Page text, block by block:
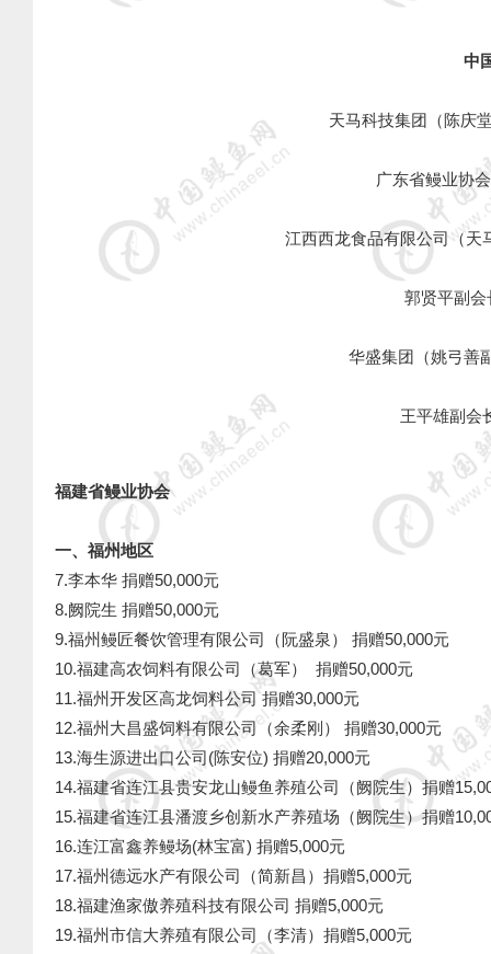
中
天马科技集团（陈庆
广东省鳗业协
江西西龙食品有限公司（天
郭贤平副会
华盛集团（姚弓善
王平雄副会
福建省鳗业协会
一、福州地区
7.李本华 捐赠50,000元
8.阙院生 捐赠50,000元
9.福州鳗匠餐饮管理有限公司（阮盛泉） 捐赠50,000元
10.福建高农饲料有限公司（葛军） 捐赠50,000元
11.福州开发区高龙饲料公司 捐赠30,000元
12.福州大昌盛饲料有限公司（余柔刚）
捐赠30,000元
13.海生源进出口公司(陈安位) 捐赠20,000元
14.福建省连江县贵安龙山鳗鱼养殖公司（阙院生）捐赠
15.福建省连江县潘渡乡创新水产养殖场（阙院生）捐赠
16.连江富鑫养鳗场(林宝富) 捐赠5,000元
17.福州德远水产有限公司（简新昌）捐赠5,000元
18.福建渔家傲养殖科技有限公司 捐赠5,000元
19.福州市信大养殖有限公司（李清）捐赠5,000元